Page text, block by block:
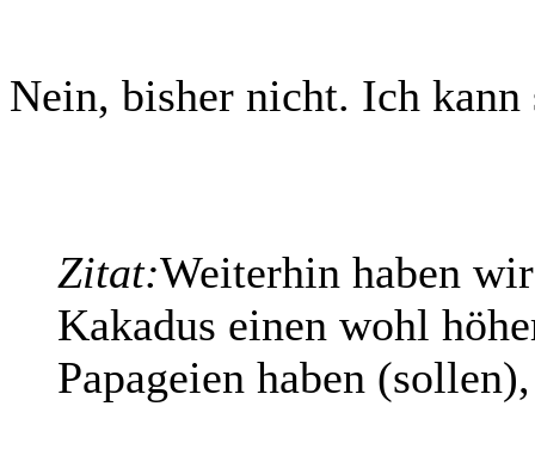
Nein, bisher nicht. Ich kann
Zitat:Weiterhin haben
Kakadus einen wohl
Papageien haben